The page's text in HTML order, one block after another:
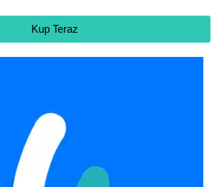
Kup Teraz